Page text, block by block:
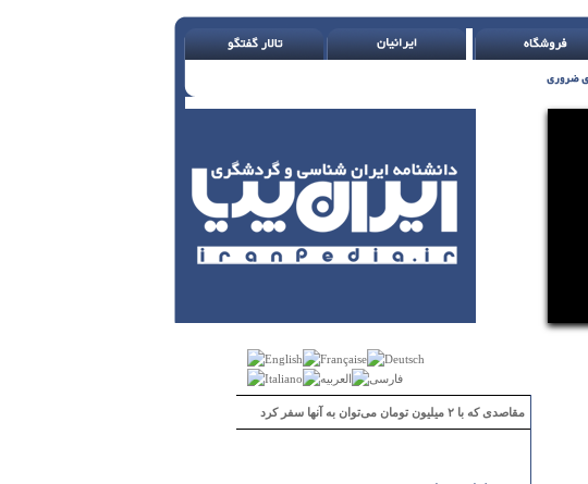
مقاصدی که با ۲ میلیون تومان می‌توان به آنها سفر کرد